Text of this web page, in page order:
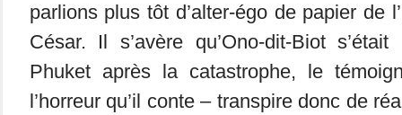
parlions plus tôt d’alter-égo de papier de
César. Il s’avère qu’Ono-dit-Biot
Phuket après la catastrophe, le
l’horreur qu’il conte – transpire donc de